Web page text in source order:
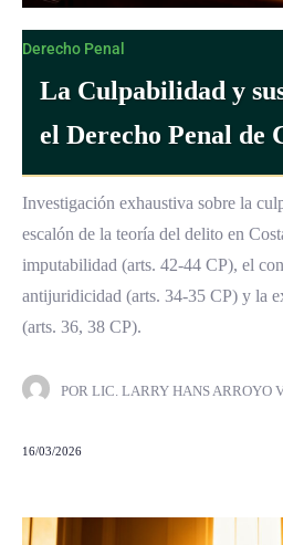
Derecho Penal
La Culpabilidad y
el Derecho Penal de
Investigación exhaustiva sobre la
escalón de la teoría del delito en
imputabilidad (arts. 42-44 CP), el
antijuridicidad (arts. 34-35 CP) y la
(arts. 36, 38 CP).
POR LIC. LARRY HANS ARROYO
16/03/2026